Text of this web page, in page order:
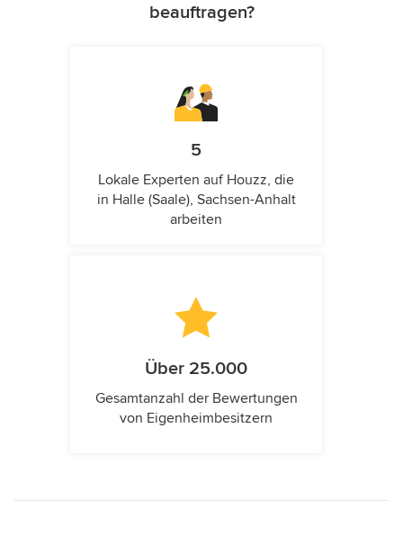
beauftragen?
5
Lokale Experten auf Houzz, die
in Halle (Saale), Sachsen-Anhalt
arbeiten
Über 25.000
Gesamtanzahl der Bewertungen
von Eigenheimbesitzern